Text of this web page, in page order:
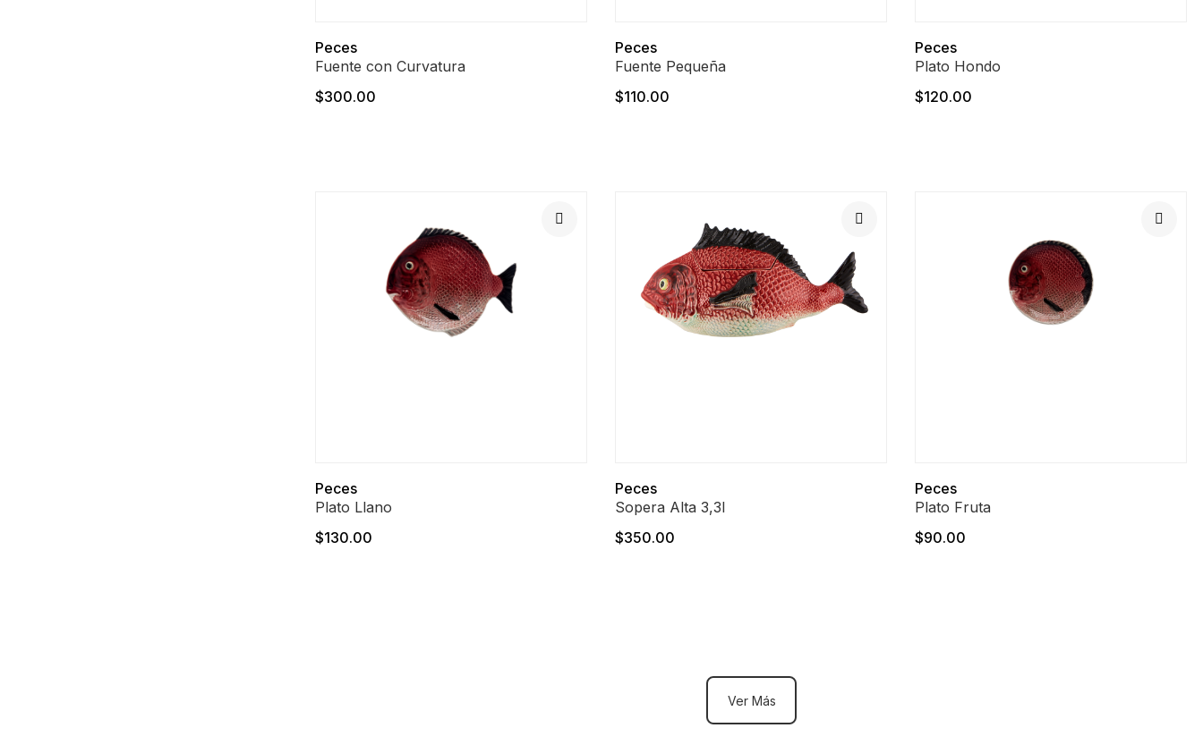
Peces
Fuente con Curvatura
$300.00
Peces
Fuente Pequeña
$110.00
Peces
Plato Hondo
$120.00
Peces
Plato Llano
$130.00
Peces
Sopera Alta 3,3l
$350.00
Peces
Plato Fruta
$90.00
Ver Más